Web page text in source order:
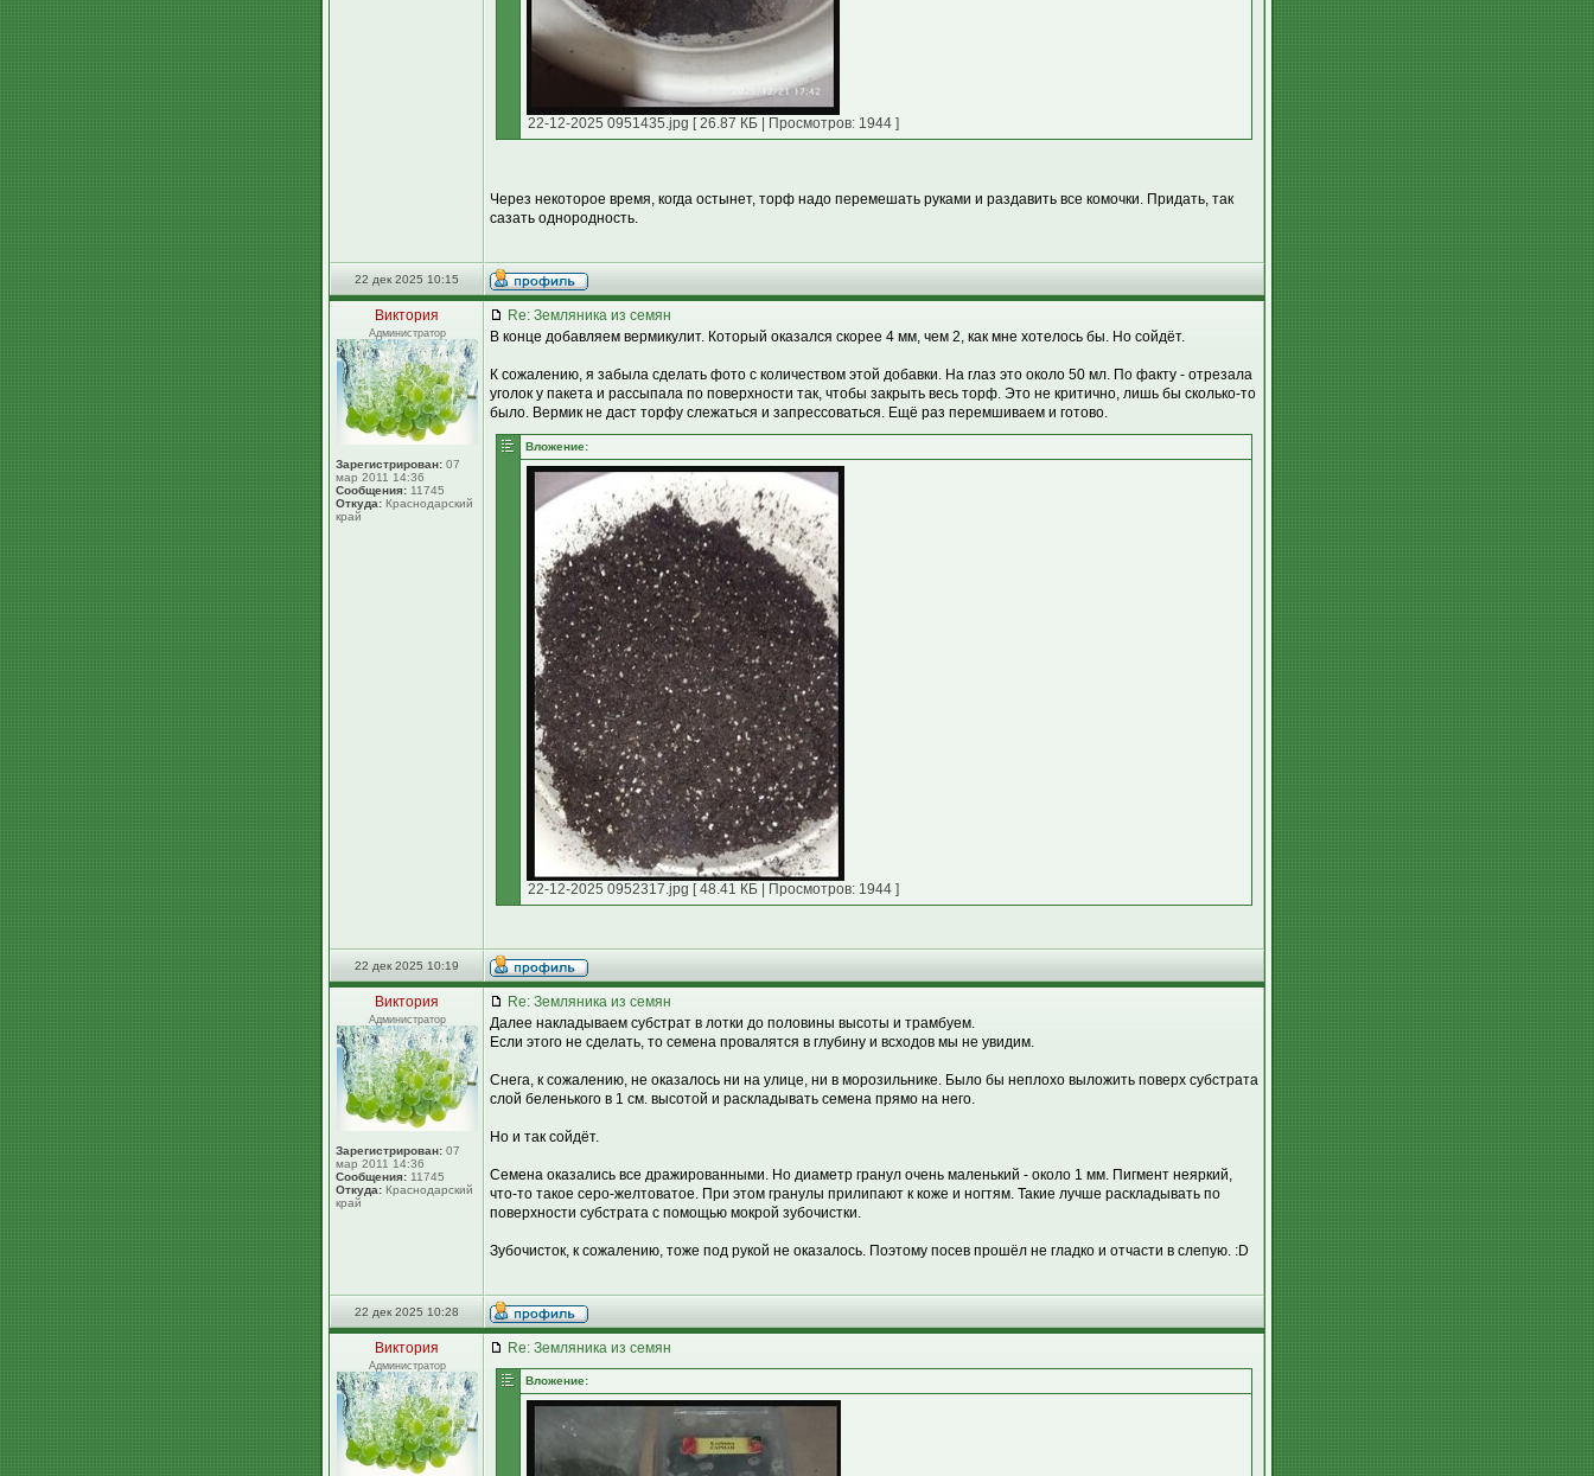
22-12-2025 0951435.jpg [ 26.87 КБ | Просмотров: 1944 ]
Через некоторое время, когда остынет, торф надо перемешать руками и раздавить все комочки. Придать, так
сазать однородность.
22 дек 2025 10:15
Виктория
Администратор
Зарегистрирован: 07
мар 2011 14:36
Сообщения: 11745
Откуда: Краснодарский
край
Re: Земляника из семян
В конце добавляем вермикулит. Который оказался скорее 4 мм, чем 2, как мне хотелось бы. Но сойдёт.
К сожалению, я забыла сделать фото с количеством этой добавки. На глаз это около 50 мл. По факту - отрезала
уголок у пакета и рассыпала по поверхности так, чтобы закрыть весь торф. Это не критично, лишь бы сколько-то
было. Вермик не даст торфу слежаться и запрессоваться. Ещё раз перемшиваем и готово.
Вложение:
22-12-2025 0952317.jpg [ 48.41 КБ | Просмотров: 1944 ]
22 дек 2025 10:19
Виктория
Администратор
Зарегистрирован: 07
мар 2011 14:36
Сообщения: 11745
Откуда: Краснодарский
край
Re: Земляника из семян
Далее накладываем субстрат в лотки до половины высоты и трамбуем.
Если этого не сделать, то семена провалятся в глубину и всходов мы не увидим.
Снега, к сожалению, не оказалось ни на улице, ни в морозильнике. Было бы неплохо выложить поверх субстрата
слой беленького в 1 см. высотой и раскладывать семена прямо на него.
Но и так сойдёт.
Семена оказались все дражированными. Но диаметр гранул очень маленький - около 1 мм. Пигмент неяркий,
что-то такое серо-желтоватое. При этом гранулы прилипают к коже и ногтям. Такие лучше раскладывать по
поверхности субстрата с помощью мокрой зубочистки.
Зубочисток, к сожалению, тоже под рукой не оказалось. Поэтому посев прошёл не гладко и отчасти в слепую. :D
22 дек 2025 10:28
Виктория
Администратор
Re: Земляника из семян
Вложение: